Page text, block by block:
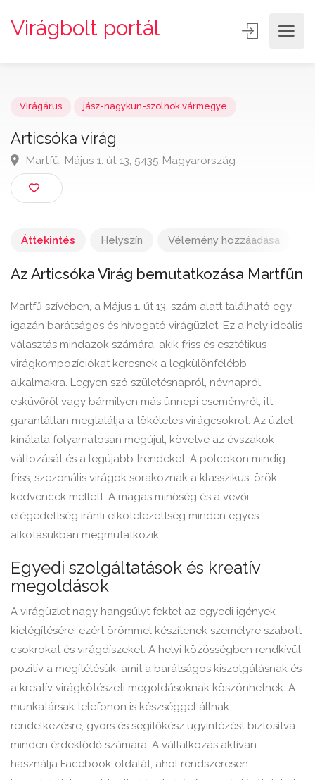
Virágbolt portál
Articsóka virág
Martfű, Május 1. út 13, 5435 Magyarország
Áttekintés Helyszín Vélemény hozzáadása
Az Articsóka Virág bemutatkozása Martfűn
Martfű szívében, a Május 1. út 13. szám alatt található egy
igazán barátságos és hívogató virágüzlet. Ez a hely ideális
választás mindazok számára, akik friss és esztétikus
virágkompozíciókat keresnek a legkülönfélébb
alkalmakra. Legyen szó születésnapról, névnapról,
esküvőről vagy bármilyen más ünnepi eseményről, itt
garantáltan megtalálja a tökéletes virágcsokrot. Az üzlet
kínálata folyamatosan megújul, követve az évszakok
változását és a legújabb trendeket. A polcokon mindig
friss, szezonális virágok sorakoznak a klasszikus, örök
kedvencek mellett. A magas minőség és a vevői
elégedettség iránti elkötelezettség minden egyes
alkotásukban megmutatkozik.
Egyedi szolgáltatások és kreatív
megoldások
A virágüzlet nagy hangsúlyt fektet az egyedi igények
kielégítésére, ezért örömmel készítenek személyre szabott
csokrokat és virágdíszeket. A helyi közösségben rendkívül
pozitív a megítélésük, amit a barátságos kiszolgálásnak és
a kreatív virágkötészeti megoldásoknak köszönhetnek. A
munkatársak telefonon is készséggel állnak
rendelkezésre, gyors és segítőkész ügyintézést biztosítva
minden érdeklődő számára. A vállalkozás aktívan
használja Facebook-oldalát, ahol rendszeresen